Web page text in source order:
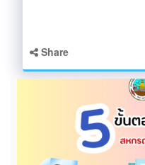
Share